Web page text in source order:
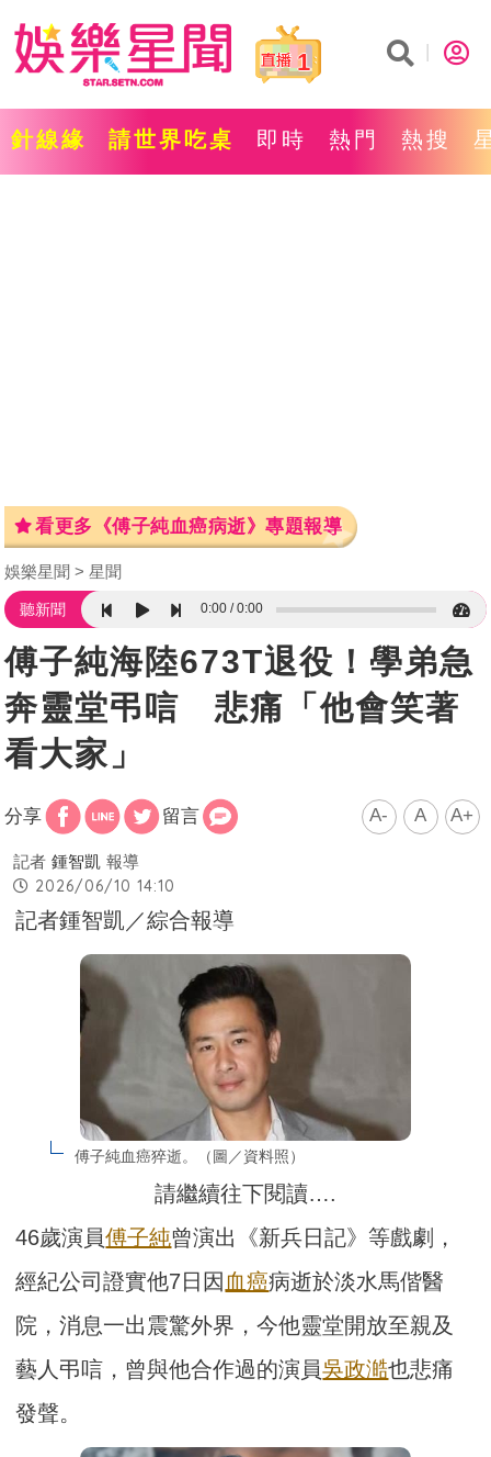
1
針線緣 請世界吃桌 即時 熱門 熱搜
看更多《傅子純血癌病逝》專題報導
娛樂星聞 星聞
聽新聞 0:00 0:00
傅子純海陸673T退役！學弟急
奔靈堂弔唁 悲痛「他會笑著
看大家」
分享 留言 A- A A+
記者 鍾智凱 報導
2026/06/10 14:10
記者鍾智凱／綜合報導
傅子純血癌猝逝。（圖／資料照）
請繼續往下閱讀….
46歲演員傅子純曾演出《新兵日記》等戲劇，
經紀公司證實他7日因 血癌病逝於淡水馬偕醫
院，消息一出震驚外界，今他靈堂開放至親及
藝人弔唁，曾與他合作過的演員吳政澔也悲痛
發聲。